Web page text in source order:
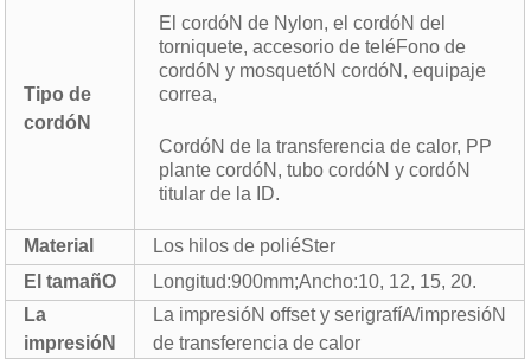
Tipo de
cordóN
El cordóN de Nylon, el cordóN del
torniquete, accesorio de teléFono de
cordóN y mosquetóN cordóN, equipaje
correa,
CordóN de la transferencia de calor, PP
plante cordóN, tubo cordóN y cordóN
titular de la ID.
Material
Los hilos de poliéSter
El tamañO
Longitud:900mm;Ancho:10, 12, 15, 20.
La
impresióN
La impresióN offset y serigrafíA/impresióN
de transferencia de calor